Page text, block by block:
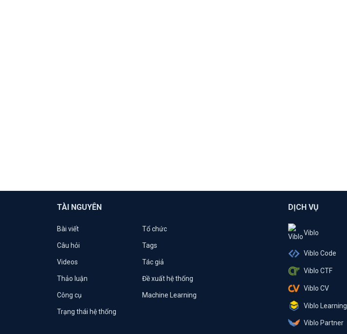
TÀI NGUYÊN
Bài viết Tổ chức
Câu hỏi Tags
Videos Tác giả
Thảo luận Đề xuất hệ thống
Công cụ Machine Learning
Trạng thái hệ thống
DỊCH VỤ
Viblo
Viblo Code
Viblo CTF
Viblo CV
Viblo Learning
Viblo Partner